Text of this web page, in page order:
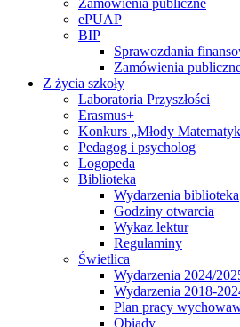
Zamówienia publiczne
ePUAP
BIP
Sprawozdania
Zamówienia
Z życia szkoły
Laboratoria Przyszłości
Erasmus+
Konkurs „Młody
Pedagog i psycholog
Logopeda
Biblioteka
Wydarzenia biblioteka
Godziny otwarcia
Wykaz lektur
Regulaminy
Świetlica
Wydarzenia 2024/
Wydarzenia 2018-
Plan pracy
Obiady